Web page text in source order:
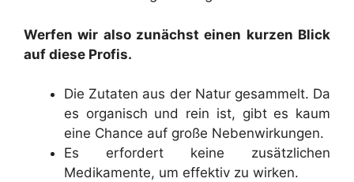
Werfen wir also zunächst einen kurzen Blick
auf diese Profis.
Die Zutaten aus der Natur gesammelt. Da
es organisch und rein ist, gibt es kaum
eine Chance auf große Nebenwirkungen.
Es erfordert keine zusätzlichen
Medikamente, um effektiv zu wirken.